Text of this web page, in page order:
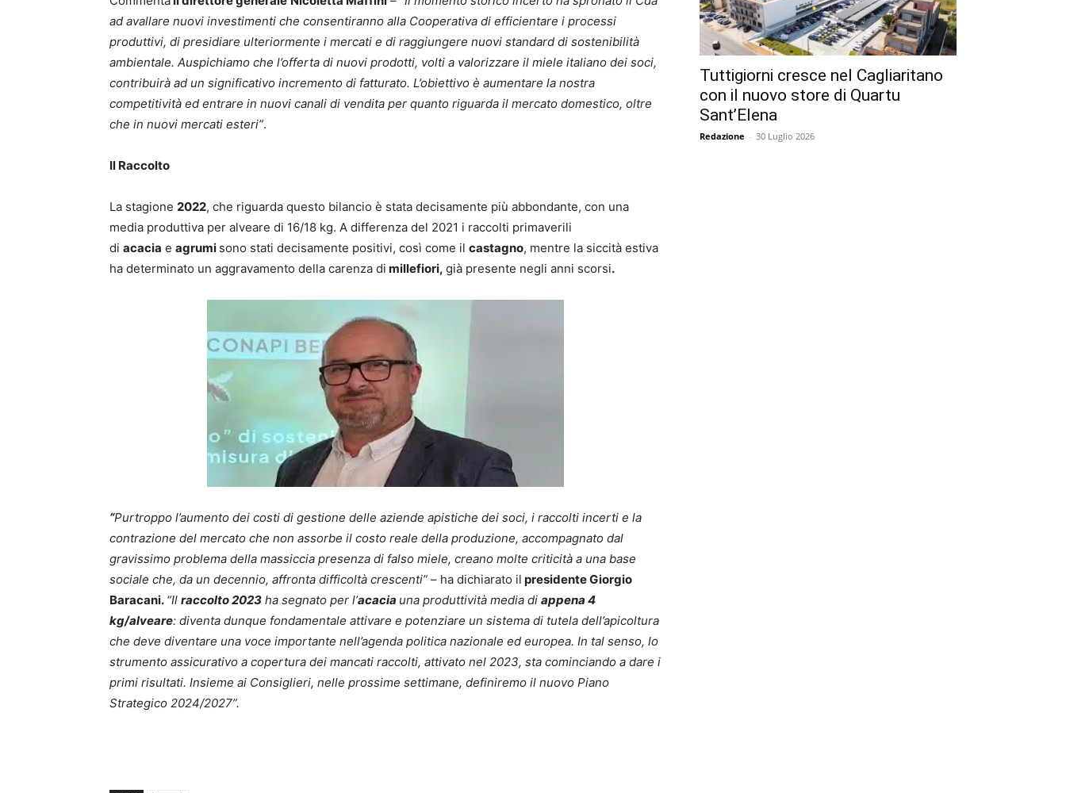
ad avallare nuovi investimenti che consentiranno alla Cooperativa di efficientare i processi
produttivi, di presidiare ulteriormente i mercati e di raggiungere nuovi standard di sostenibilità
ambientale. Auspichiamo che l’offerta di nuovi prodotti, volti a valorizzare il miele italiano dei soci,
contribuirà ad un significativo incremento di fatturato. L’obiettivo è aumentare la nostra
competitività ed entrare in nuovi canali di vendita per quanto riguarda il mercato domestico, oltre
che in nuovi mercati esteri”.
Il Raccolto
La stagione 2022, che riguarda questo bilancio è stata decisamente più abbondante, con una
media produttiva per alveare di 16/18 kg. A differenza del 2021 i raccolti primaverili
di acacia e agrumi sono stati decisamente positivi, così come il castagno, mentre la siccità estiva
ha determinato un aggravamento della carenza di millefiori, già presente negli anni scorsi.
“Purtroppo l’aumento dei costi di gestione delle aziende apistiche dei soci, i raccolti incerti e la
contrazione del mercato che non assorbe il costo reale della produzione, accompagnato dal
gravissimo problema della massiccia presenza di falso miele, creano molte criticità a una base
sociale che, da un decennio, affronta difficoltà crescenti” – ha dichiarato il presidente Giorgio
Baracani. “Il raccolto 2023 ha segnato per l’acacia una produttività media di appena 4
kg/alveare: diventa dunque fondamentale attivare e potenziare un sistema di tutela dell’apicoltura
che deve diventare una voce importante nell’agenda politica nazionale ed europea. In tal senso, lo
strumento assicurativo a copertura dei mancati raccolti, attivato nel 2023, sta cominciando a dare i
primi risultati. Insieme ai Consiglieri, nelle prossime settimane, definiremo il nuovo Piano
Strategico 2024/2027”.
Tuttigiorni cresce nel Cagliaritano
con il nuovo store di Quartu
Sant’Elena
Redazione - 30 Luglio 2026